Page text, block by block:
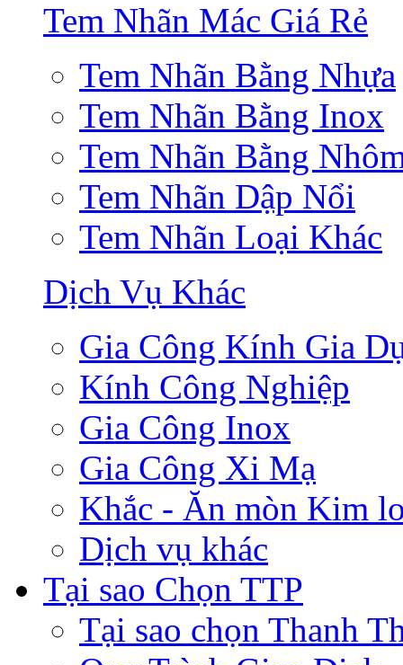
Tem Nhãn Mác Giá Rẻ
Tem Nhãn Bằng Nhựa
Tem Nhãn Bằng Inox
Tem Nhãn Bằng
Tem Nhãn Dập Nổi
Tem Nhãn Loại Khác
Dịch Vụ Khác
Gia Công Kính Gia
Kính Công Nghiệp
Gia Công Inox
Gia Công Xi Mạ
Khắc - Ăn mòn Kim
Dịch vụ khác
Tại sao Chọn TTP
Tại sao chọn Thanh